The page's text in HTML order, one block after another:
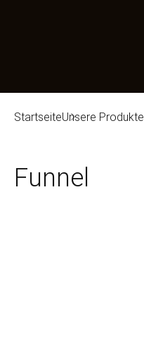
StartseiteUnsere Produkte
Funnel